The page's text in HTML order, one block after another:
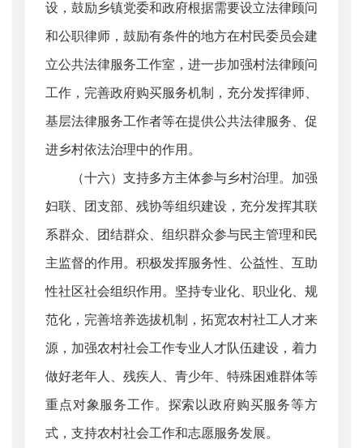
设，鼓励乡镇党委和政府根据需要设立法律顾问
和公职律师，鼓励有条件的地方在村民委员会建
立公共法律服务工作室，进一步加强村法律顾问
工作，完善政府购买服务机制，充分发挥律师、
基层法律服务工作者等在提供公共法律服务、促
进乡村依法治理中的作用。
（十六）支持多方主体参与乡村治理。加强
妇联、团支部、残协等组织建设，充分发挥其联
系群众、团结群众、组织群众参与民主管理和民
主监督的作用。积极发挥服务性、公益性、互助
性社区社会组织作用。坚持专业化、职业化、规
范化，完善培养选拔机制，拓宽农村社工人才来
源，加强农村社会工作专业人才队伍建设，着力
做好老年人、残疾人、青少年、特殊困难群体等
重点对象服务工作。探索以政府购买服务等方
式，支持农村社会工作和志愿服务发展。